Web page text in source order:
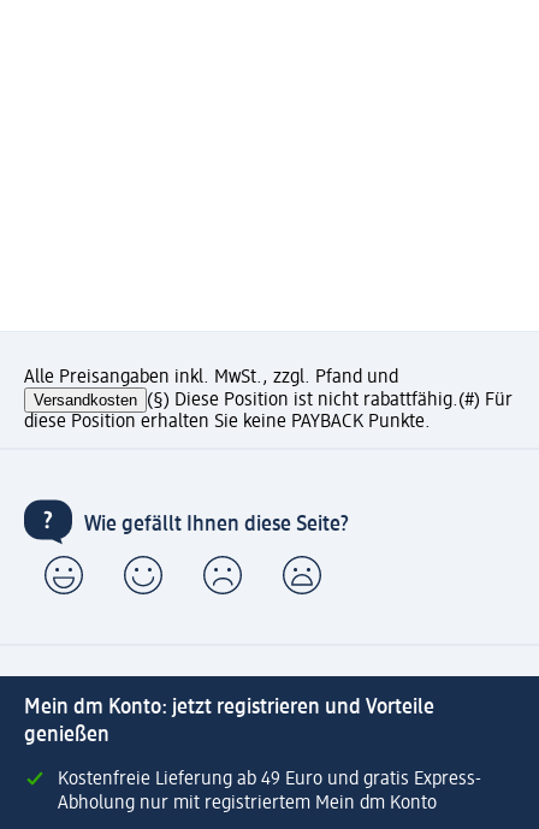
Alle Preisangaben inkl. MwSt., zzgl. Pfand und
Versandkosten (§) Diese Position ist nicht rabattfähig.(#) Für
diese Position erhalten Sie keine PAYBACK Punkte.
Wie gefällt Ihnen diese Seite?
Mein dm Konto: jetzt registrieren und Vorteile
genießen
Kostenfreie Lieferung ab 49 Euro und gratis Express-
Abholung nur mit registriertem Mein dm Konto